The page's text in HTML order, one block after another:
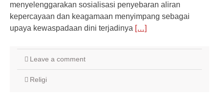
menyelenggarakan sosialisasi penyebaran aliran
kepercayaan dan keagamaan menyimpang sebagai
upaya kewaspadaan dini terjadinya […]
Leave a comment
Religi